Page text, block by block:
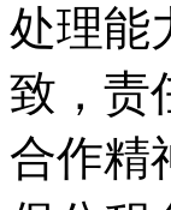
处理能
致，责
合作精